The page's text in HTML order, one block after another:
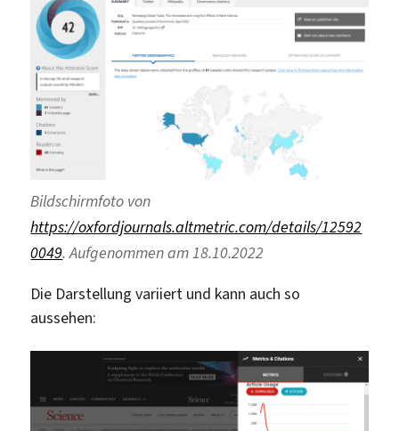
Bildschirmfoto von
https://oxfordjournals.altmetric.com/details/12592
0049. Aufgenommen am 18.10.2022
Die Darstellung variiert und kann auch so
aussehen: